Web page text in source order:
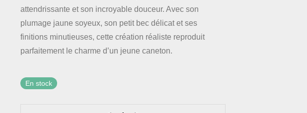
attendrissante et son incroyable douceur. Avec son
plumage jaune soyeux, son petit bec délicat et ses
finitions minutieuses, cette création réaliste reproduit
parfaitement le charme d’un jeune caneton.
En stock